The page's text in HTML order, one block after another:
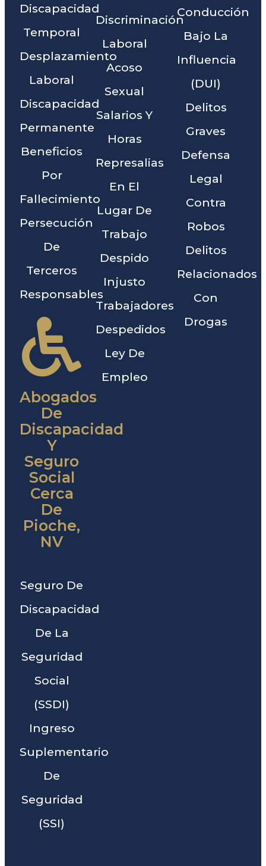
Discapacidad
Temporal
Desplazamiento
Laboral
Discapacidad
Permanente
Beneficios
Por
Fallecimiento
Persecución
De
Terceros
Responsables
Abogados
De
Discapacidad
Y
Seguro
Social
Cerca
De
Pioche,
NV
Seguro De
Discapacidad
De La
Seguridad
Social
(SSDI)
Ingreso
Suplementario
De
Seguridad
(SSI)
Discriminación
Laboral
Acoso
Sexual
Salarios Y
Horas
Represalias
En El
Lugar De
Trabajo
Despido
Injusto
Trabajadores
Despedidos
Ley De
Empleo
Conducción
Bajo La
Influencia
(DUI)
Delitos
Graves
Defensa
Legal
Contra
Robos
Delitos
Relacionados
Con
Drogas